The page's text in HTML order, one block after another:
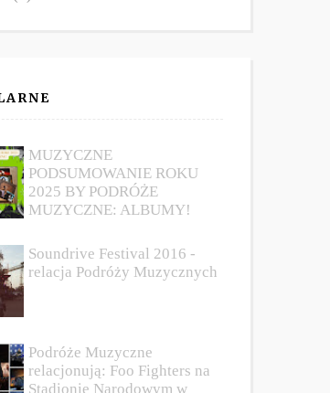
MUZYCZNE
PODSUMOWANIE ROKU
2025 BY PODRÓŻE
MUZYCZNE: ALBUMY!
Soundrive Festival 2016 -
relacja Podróży Muzycznych
Podróże Muzyczne
relacjonują: Foo Fighters na
Stadionie Narodowym w